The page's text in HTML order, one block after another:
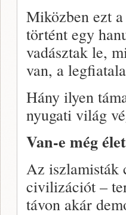
Miközben ezt
történt egy
vadásztak le,
van, a
Hány ilyen
nyugati világ
Van-e még
Az iszlamisták
civilizációt –
távon akár